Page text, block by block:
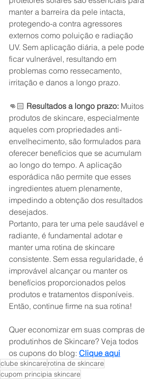
manter a barreira da pele intacta,
protegendo-a contra agressores
externos como poluição e radiação
UV. Sem aplicação diária, a pele pode
ficar vulnerável, resultando em
problemas como ressecamento,
irritação e danos a longo prazo.
👊🏻 Resultados a longo prazo: Muitos
produtos de skincare, especialmente
aqueles com propriedades anti-
envelhecimento, são formulados para
oferecer benefícios que se acumulam
ao longo do tempo. A aplicação
esporádica não permite que esses
ingredientes atuem plenamente,
impedindo a obtenção dos resultados
desejados.
Portanto, para ter uma pele saudável e
radiante, é fundamental adotar e
manter uma rotina de skincare
consistente. Sem essa regularidade, é
improvável alcançar ou manter os
benefícios proporcionados pelos
produtos e tratamentos disponíveis.
Então, continue firme na sua rotina!
Quer economizar em suas compras de
produtinhos de Skincare? Veja todos
os cupons do blog: Clique aqui
clube skincare rotina de skincare
cupom principia skincare